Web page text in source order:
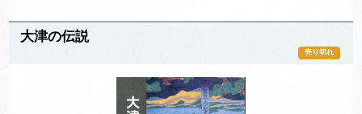
大津の伝説
売り切れ